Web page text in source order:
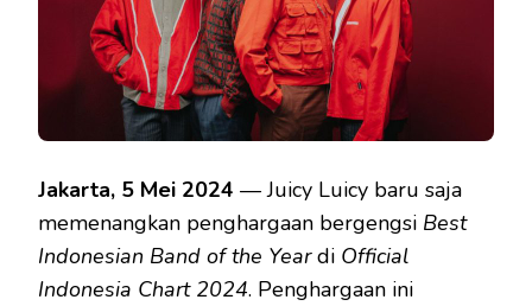
Jakarta, 5 Mei 2024 — Juicy Luicy baru saja
memenangkan penghargaan bergengsi Best
Indonesian Band of the Yeardi Official
Indonesia Chart 2024. Penghargaan ini